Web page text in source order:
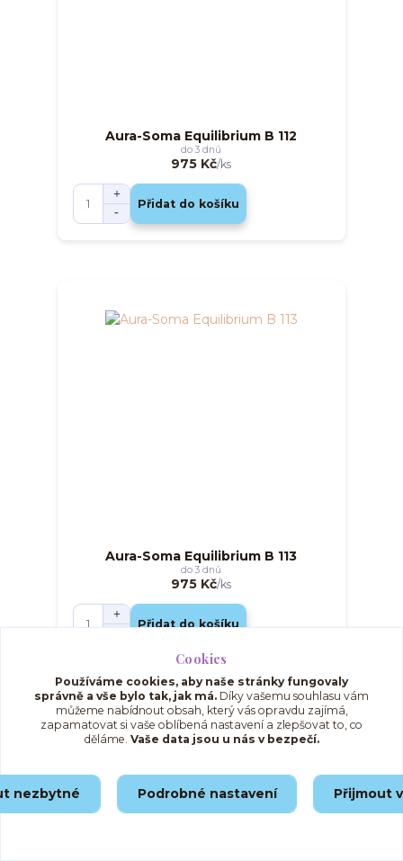
Aura-Soma Equilibrium B 112
975 Kč/ks
do 3 dnů
Přidat do košíku
Aura-Soma Equilibrium B 113
975 Kč/ks
do 3 dnů
Přidat do košíku
Načíst další produkty (3)
strana z 2 další
naleznete na hlavní stránce, u každé jednotlivé lahvičky.
Cookies
Používáme cookies, aby naše stránky fungovaly
správně a vše bylo tak, jak má. Díky vašemu souhlasu vám
můžeme nabídnout obsah, který vás opravdu zajímá,
zapamatovat si vaše oblíbená nastavení a zlepšovat to, co
děláme. Vaše data jsou u nás v bezpečí.
nezbytné Podrobné nastavení Přijmout